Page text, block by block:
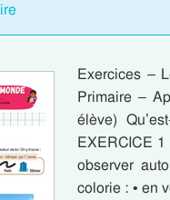
Exercices –
Primaire –
élève)
EXERCICE
observer
colorie : • en